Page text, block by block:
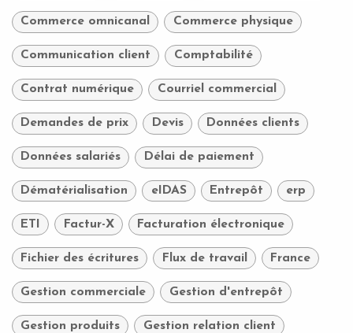
Commerce omnicanal Commerce physique
Communication client Comptabilité
Contrat numérique Courriel commercial
Demandes de prix Devis Données clients
Données salariés Délai de paiement
Dématérialisation eIDAS Entrepôt erp
ETI Factur-X Facturation électronique
Fichier des écritures Flux de travail France
Gestion commerciale Gestion d'entrepôt
Gestion produits Gestion relation client